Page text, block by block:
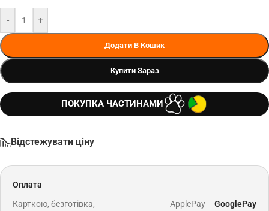
- +
Додати В Кошик
Купити Зараз
ПОКУПКА ЧАСТИНАМИ
Відстежувати ціну
Оплата
Карткою, безготівка,
ApplePay GooglePay